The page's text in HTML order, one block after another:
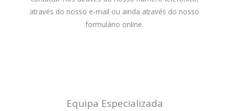
através do nosso e-mail ou ainda através do nosso
formulário online.
Equipa Especializada